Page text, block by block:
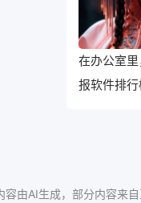
在办公室
报软件排
容由AI生成，部分内容来